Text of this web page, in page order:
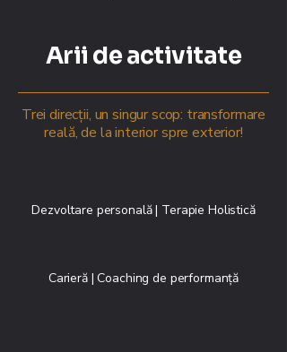
Pentru mine, progresul nu se măsoară
în câte ședințe ai făcut, ci în cât de
mult se schimbă viața ta după ele.
Asta înseamnă lucrul cu mine:
transformare măsurabilă.
Arii de activitate
Trei direcții, un singur scop: transformare
reală, de la interior spre exterior!
Dezvoltare personală | Terapie Holistică
Carieră | Coaching de performanță